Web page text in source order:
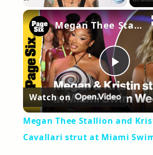
Play
Megan Thee Stallion and Kristin Cavallari strut at Miami Swim Week 2026
Watch on
Megan Thee Stallion and
Cavallari strut at Miami